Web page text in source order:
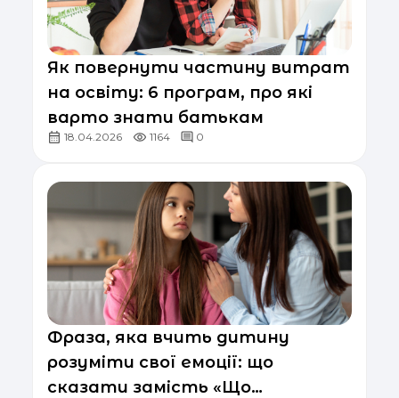
Як повернути частину витрат
на освіту: 6 програм, про які
варто знати батькам
18.04.2026 1164 0
Фраза, яка вчить дитину
розуміти свої емоції: що
сказати замість «Що